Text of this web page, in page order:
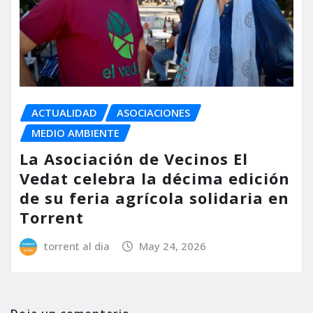
ACTUALIDAD
ASOCIACIONES
MEDIO AMBIENTE
La Asociación de Vecinos El
Vedat celebra la décima edición
de su feria agrícola solidaria en
Torrent
torrent al dia May 24, 2026